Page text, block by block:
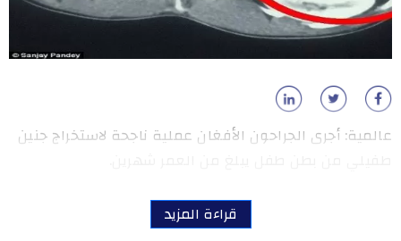
عالمية: أجرى الجراحون الأفغان عملية ناجحة لاستخراج جنين
قراءة المزيد